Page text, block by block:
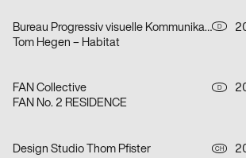
Bureau Progressiv visuelle Kommunikation D
Tom Hegen – Habitat
FAN Collective D
FAN No. 2 RESIDENCE
Design Studio Thom Pfister CH